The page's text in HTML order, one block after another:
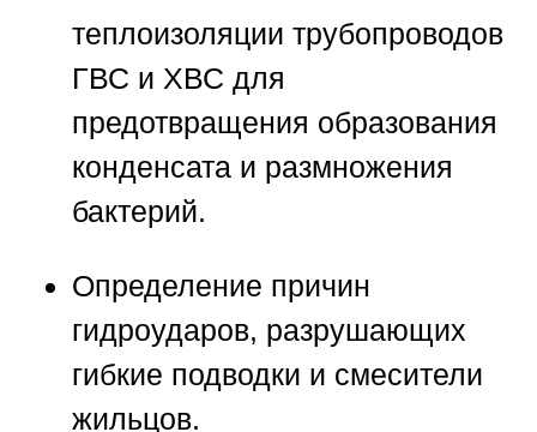
теплоизоляции трубопроводов
ГВС и ХВС для
предотвращения образования
конденсата и размножения
бактерий.
Определение причин
гидроударов, разрушающих
гибкие подводки и смесители
жильцов.